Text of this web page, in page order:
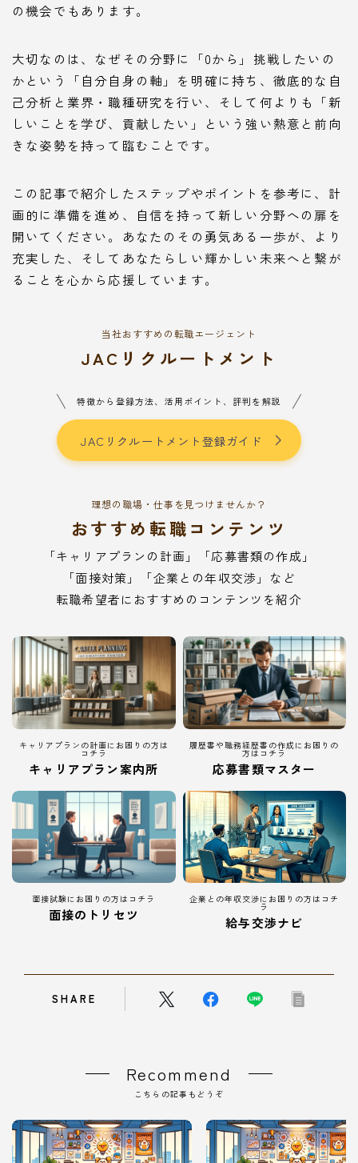
の機会でもあります。
大切なのは、なぜその分野に「0から」挑戦したいの
かという「自分自身の軸」を明確に持ち、徹底的な自
己分析と業界・職種研究を行い、そして何よりも「新
しいことを学び、貢献したい」という強い熱意と前向
きな姿勢を持って臨むことです。
この記事で紹介したステップやポイントを参考に、計
画的に準備を進め、自信を持って新しい分野への扉を
開いてください。あなたのその勇気ある一歩が、より
充実した、そしてあなたらしい輝かしい未来へと繋が
ることを心から応援しています。
当社おすすめの転職エージェント
JACリクルートメント
特徴から登録方法、活用ポイント、評判を解説
JACリクルートメント登録ガイド
理想の職場・仕事を見つけませんか？
おすすめ転職コンテンツ
「キャリアプランの計画」「応募書類の作成」
「面接対策」「企業との年収交渉」など
転職希望者におすすめのコンテンツを紹介
キャリアプランの計画にお困りの方は
コチラ
キャリアプラン案内所
履歴書や職務経歴書の作成にお困りの
方はコチラ
応募書類マスター
面接試験にお困りの方はコチラ
面接のトリセツ
企業との年収交渉にお困りの方はコチ
ラ
給与交渉ナビ
SHARE
Recommend
こちらの記事もどうぞ